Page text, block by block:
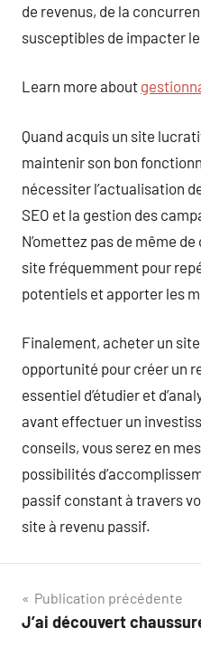
de revenus, de la
susceptibles de impacter
Learn more about
Quand acquis un site
maintenir son bon
nécessiter l’actualisation
SEO et la gestion des
N’omettez pas de même
site fréquemment pour
potentiels et apporter les
Finalement, acheter un
opportunité pour créer un
essentiel d’étudier et
avant effectuer un
conseils, vous serez en
possibilités
passif constant à travers
site à revenu passif.
Navigation
de
Publication précédente
J’ai découvert